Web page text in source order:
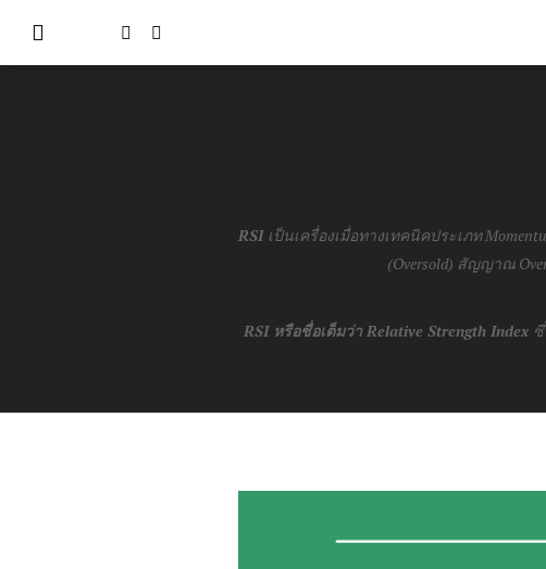
RSI เป็นเครื่องเมื่อทางเทคนิคประเภท
(Oversold) สัญญาณ
RSI หรือชื่อเต็มว่าRelative Strength Index